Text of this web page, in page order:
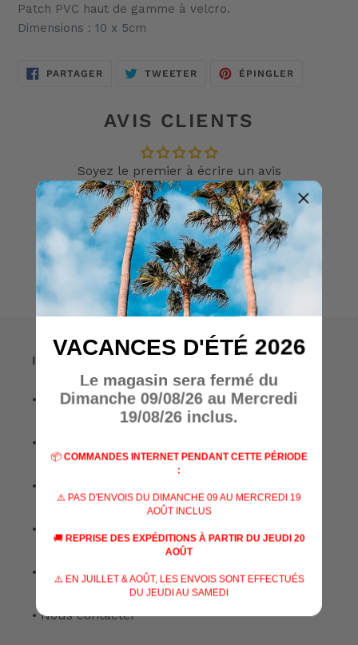
à
panier
Patch PVC haut de gamme à velcro.
Dimensions : 10 x 5cm
PARTAGERPARTAGERTWEETER TWEETERÉPINGLER
AVIS CLIENTS
Soyez le premier à écrire un avis
Écrire un avis
Informations
• A propos de nous
• Nos marques
• Nos spécialisations
• Nos services
• Notre atelier
• Nous contacter
VACANCES D'ÉTÉ 2026
Le magasin sera fermé du
Dimanche 09/08/26 au Mercredi
19/08/26 inclus.
📦 COMMANDES INTERNET PENDANT CETTE PÉRIODE
:
⚠️ PAS D'ENVOIS DU DIMANCHE 09 AU MERCREDI 19
AOÛT INCLUS
🚚 REPRISE DES EXPÉDITIONS À PARTIR DU JEUDI 20
AOÛT
⚠️ EN JUILLET & AOÛT, LES ENVOIS SONT EFFECTUÉS
DU JEUDI AU SAMEDI